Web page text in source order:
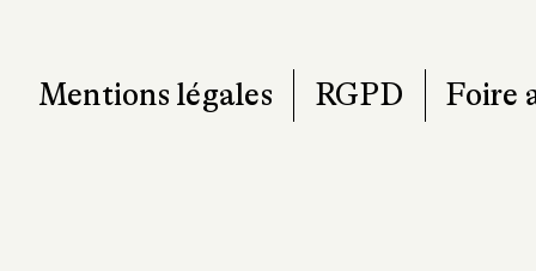
Mentions légales RGPD Foire